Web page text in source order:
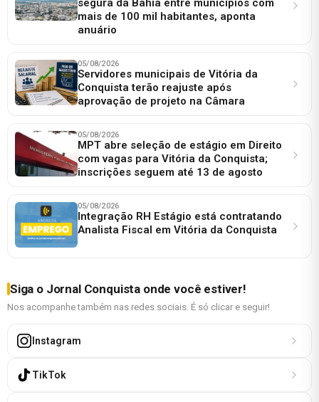
segura da Bahia entre municípios com
mais de 100 mil habitantes, aponta
anuário
05/08/2026
Servidores municipais de Vitória da
Conquista terão reajuste após
aprovação de projeto na Câmara
05/08/2026
MPT abre seleção de estágio em Direito
com vagas para Vitória da Conquista;
inscrições seguem até 13 de agosto
05/08/2026
Integração RH Estágio está contratando
Analista Fiscal em Vitória da Conquista
Siga o Jornal Conquista onde você estiver!
Nos acompanhe também nas redes sociais. É só clicar e seguir!
Instagram
TikTok